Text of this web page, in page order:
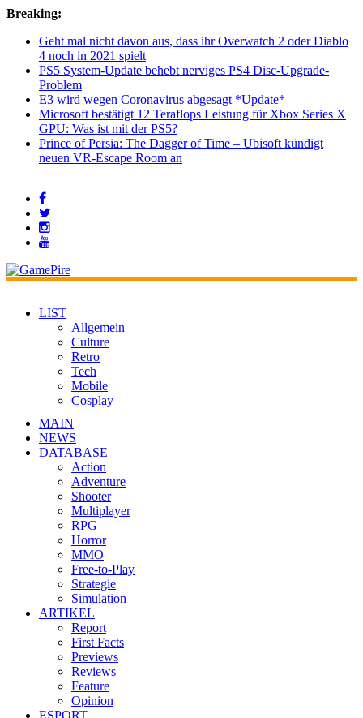
Breaking:
Geht mal nicht davon aus, dass ihr Overwatch 2 oder Diablo
4 noch in 2021 spielt
PS5 System-Update behebt nerviges PS4 Disc-Upgrade-
Problem
E3 wird wegen Coronavirus abgesagt *Update*
Microsoft bestätigt 12 Teraflops Leistung für Xbox Series X
GPU: Was ist mit der PS5?
Prince of Persia: The Dagger of Time – Ubisoft kündigt
neuen VR-Escape Room an
LIST
Allgemein
Culture
Retro
Tech
Mobile
Cosplay
MAIN
NEWS
DATABASE
Action
Adventure
Shooter
Multiplayer
RPG
Horror
MMO
Free-to-Play
Strategie
Simulation
ARTIKEL
Report
First Facts
Previews
Reviews
Feature
Opinion